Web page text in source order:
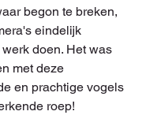
begon te breken,
eindelijk
doen. Het was
met deze
en prachtige vogels
roep!